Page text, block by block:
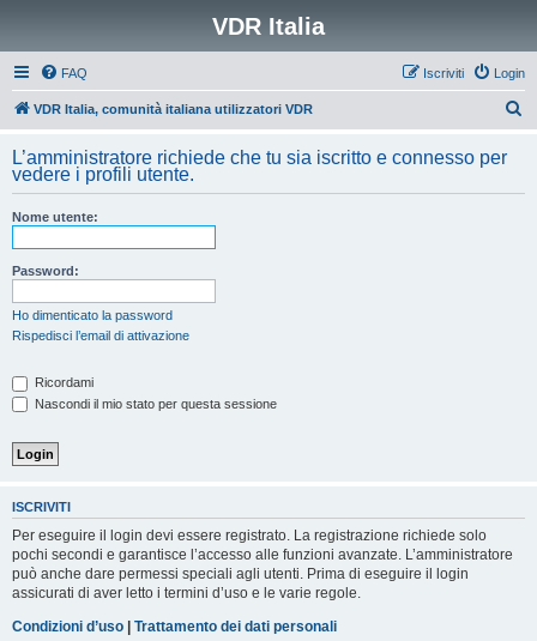
VDR Italia
FAQ Login
Iscriviti
VDR Italia, comunità italiana utilizzatori VDR
c
L’amministratore richiede che tu sia iscritto e connesso per
vedere i profili utente.
Nome utente:
Password:
Ho dimenticato la password
Rispedisci l’email di attivazione
Ricordami
Nascondi il mio stato per questa sessione
ISCRIVITI
Per eseguire il login devi essere registrato. La registrazione richiede solo
pochi secondi e garantisce l’accesso alle funzioni avanzate. L’amministratore
può anche dare permessi speciali agli utenti. Prima di eseguire il login
assicurati di aver letto i termini d’uso e le varie regole.
Condizioni d’uso | Trattamento dei dati personali